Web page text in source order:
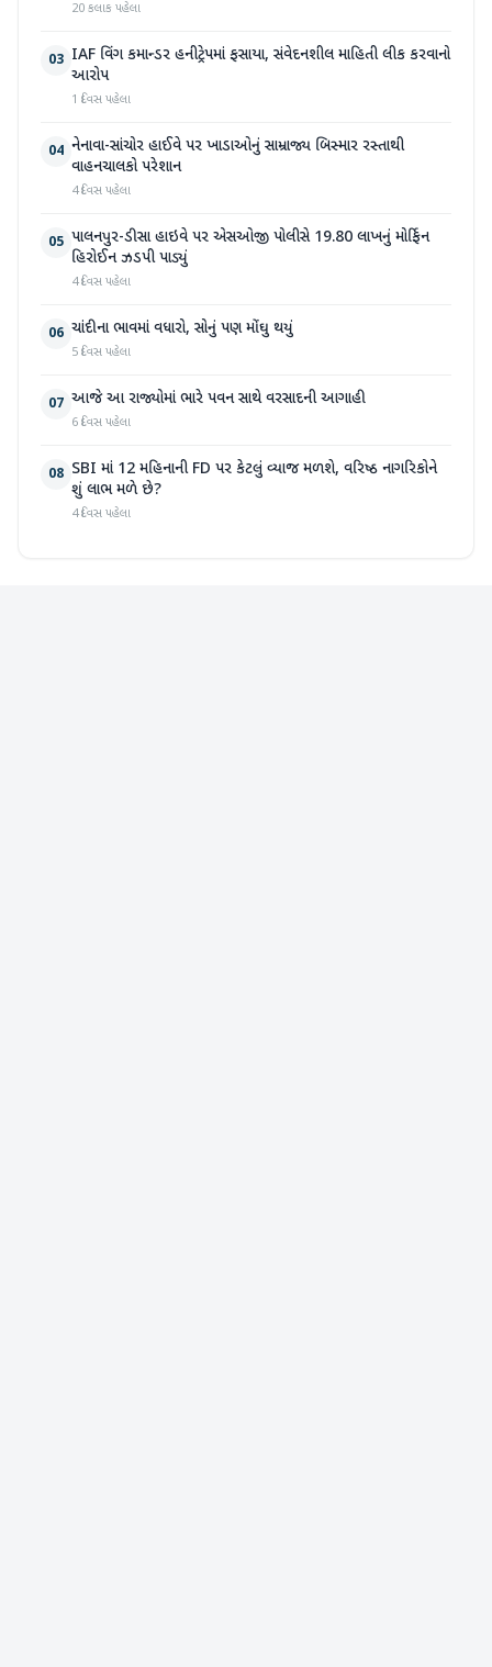
20 કલાક પહેલા
03 IAF વિંગ કમાન્ડર હનીટ્રેપમાં ફસાયા, સંવેદનશીલ માહિતી લીક કરવાનો
આરોપ
1 દિવસ પહેલા
04 નેનાવા-સાંચોર હાઈવે પર ખાડાઓનું સામ્રાજ્ય બિસ્માર રસ્તાથી
વાહનચાલકો પરેશાન
4 દિવસ પહેલા
05 પાલનપુર-ડીસા હાઇવે પર એસઓજી પોલીસે 19.80 લાખનું મોર્ફિન
હિરોઈન ઝડપી પાડ્યું
4 દિવસ પહેલા
06 ચાંદીના ભાવમાં વધારો, સોનું પણ મોંઘુ થયું
5 દિવસ પહેલા
07 આજે આ રાજ્યોમાં ભારે પવન સાથે વરસાદની આગાહી
6 દિવસ પહેલા
08 SBI માં 12 મહિનાની FD પર કેટલું વ્યાજ મળશે, વરિષ્ઠ નાગરિકોને
શું લાભ મળે છે?
4 દિવસ પહેલા